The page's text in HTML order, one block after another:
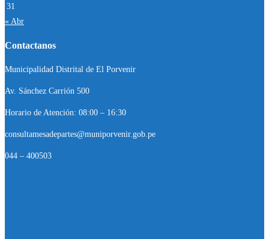
31
« Abr
Contactanos
Municipalidad Distrital de El Porvenir
Av. Sánchez Carrión 500
Horario de Atención: 08:00 – 16:30
consultamesadepartes@muniporvenir.gob.pe
044 – 400503